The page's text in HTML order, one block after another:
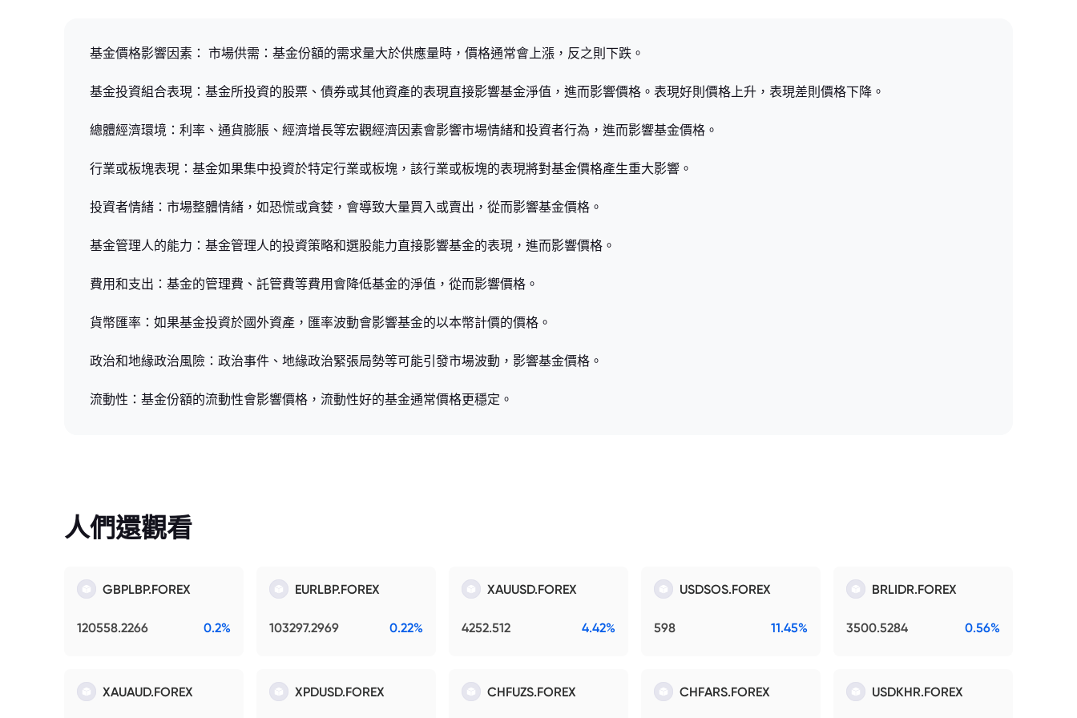
基金價格影響因素： 市場供需：基金份額的需求量大於供應量時，價格通常會上漲，反之則下跌。
基金投資組合表現：基金所投資的股票、債券或其他資產的表現直接影響基金淨值，進而影響價格。表現好則價格上升，表現差則價格下降。
總體經濟環境：利率、通貨膨脹、經濟增長等宏觀經濟因素會影響市場情緒和投資者行為，進而影響基金價格。
行業或板塊表現：基金如果集中投資於特定行業或板塊，該行業或板塊的表現將對基金價格產生重大影響。
投資者情緒：市場整體情緒，如恐慌或貪婪，會導致大量買入或賣出，從而影響基金價格。
基金管理人的能力：基金管理人的投資策略和選股能力直接影響基金的表現，進而影響價格。
費用和支出：基金的管理費、託管費等費用會降低基金的淨值，從而影響價格。
貨幣匯率：如果基金投資於國外資產，匯率波動會影響基金的以本幣計價的價格。
政治和地緣政治風險：政治事件、地緣政治緊張局勢等可能引發市場波動，影響基金價格。
流動性：基金份額的流動性會影響價格，流動性好的基金通常價格更穩定。
人們還觀看
GBPLBP.FOREX
120558.2266 0.2%
EURLBP.FOREX
103297.2969 0.22%
XAUUSD.FOREX
4252.512 4.42%
USDSOS.FOREX
598 11.45%
BRLIDR.FOREX
3500.5284 0.56%
XAUAUD.FOREX XPDUSD.FOREX CHFUZS.FOREX CHFARS.FOREX USDKHR.FOREX